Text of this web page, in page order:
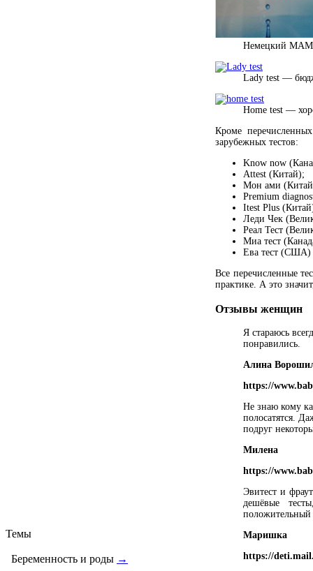
Темы
Беременность и роды →
Немецкий МАМА
Lady test —
Home test —
Кроме
зарубежных тестов:
Know now
Attest (Китай);
Мон ами
Premium
Itest Plus
Леди Чек
Реал Тест
Миа тест
Ева тест (США)
Все перечисленные
практике. А это
Отзывы женщин
Я стараюсь
понравились.
Алина
https://
Не знаю кому
полосатятся.
подруг
Милена
https://
Эвитест и
дешёвые
положительный
Маришка
https://